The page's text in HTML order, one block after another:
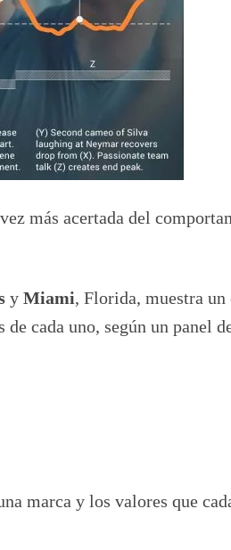
más acertada del
y Miami, Florida, muestra un
cada uno, según un panel
marca y los valores que